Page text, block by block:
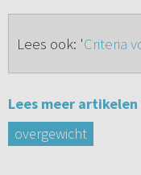
Lees ook: 'Criteria
Lees meer artikelen
overgewicht